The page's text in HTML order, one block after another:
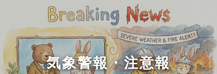
気象警報・注意報